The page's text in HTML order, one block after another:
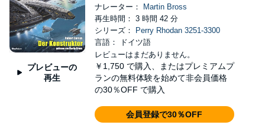
プレビューの
再生
ナレーター：
Martin Bross
再生時間： 3 時間 42 分
シリーズ：
Perry Rhodan 3251-3300
言語： ドイツ語
レビューはまだありません。
￥1,750 で購入、またはプレミアムプ
ランの無料体験を始めて非会員価格
の30％OFF で購入
会員登録で30％OFF